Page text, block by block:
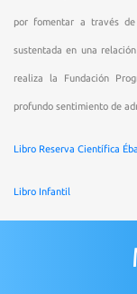
por fomentar a través de
sustentada en una
realiza la Fundación
profundo sentimiento de
Libro Reserva Científica
Libro Infantil